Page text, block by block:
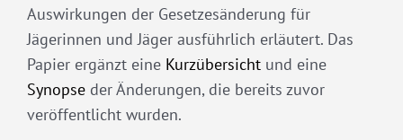
Auswirkungen der Gesetzesänderung für
Jägerinnen und Jäger ausführlich erläutert. Das
Papier ergänzt eine Kurzübersicht und eine
Synopse der Änderungen, die bereits zuvor
veröffentlicht wurden.